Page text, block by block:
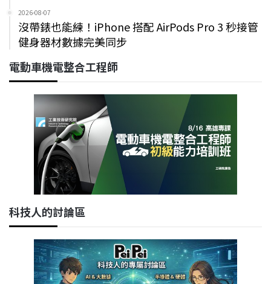
2026-08-07
沒帶錶也能練！iPhone 搭配 AirPods Pro 3 秒接管
健身器材數據完美同步
電動車機電整合工程師
科技人的討論區